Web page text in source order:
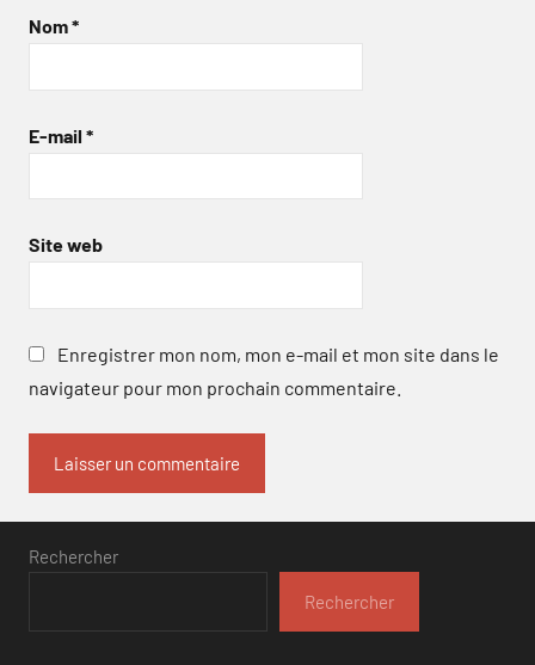
Nom*
E-mail *
Site web
Enregistrer mon nom, mon e-mail et mon site dans le
navigateur pour mon prochain commentaire.
Rechercher
Rechercher